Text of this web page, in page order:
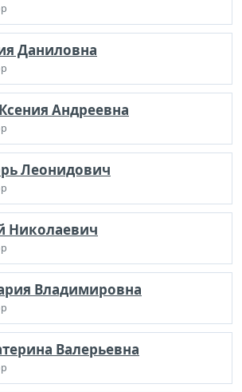
Даниловна
Андреевна
Леонидович
Николаевич
Владимировна
Валерьевна